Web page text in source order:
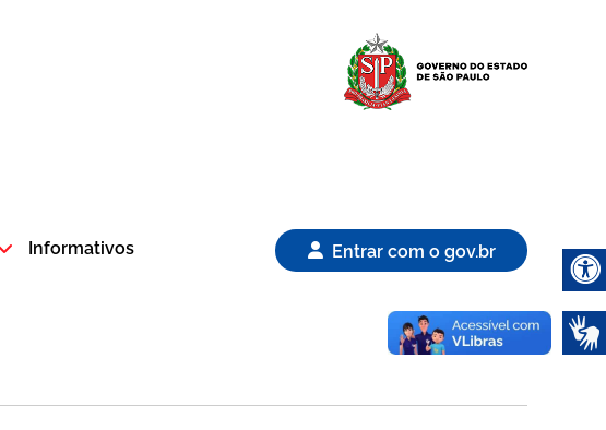
Informativos Entrar com o gov.br